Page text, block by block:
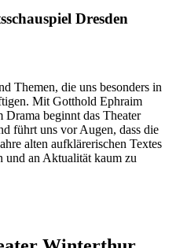
Dresden
Themen, die uns besonders in
Mit Gotthold Ephraim
Drama beginnt das Theater
führt uns vor Augen, dass die
alten aufklärerischen Textes
und an Aktualität kaum zu